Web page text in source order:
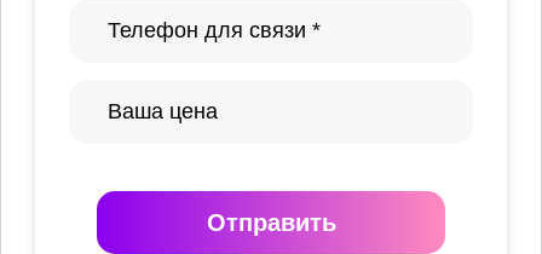
Отправить